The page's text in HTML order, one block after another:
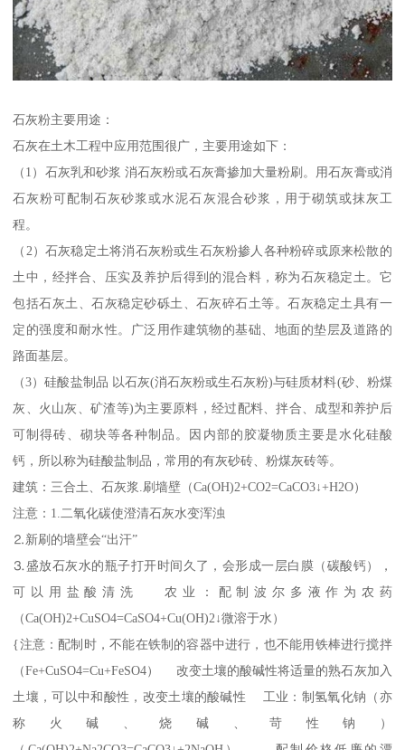
石灰粉主要用途：
石灰在土木工程中应用范围很广，主要用途如下：
（1）石灰乳和砂浆 消石灰粉或石灰膏掺加大量粉刷。用石灰膏或消
石灰粉可配制石灰砂浆或水泥石灰混合砂浆，用于砌筑或抹灰工
程。
（2）石灰稳定土将消石灰粉或生石灰粉掺人各种粉碎或原来松散的
土中，经拌合、压实及养护后得到的混合料，称为石灰稳定土。它
包括石灰土、石灰稳定砂砾土、石灰碎石土等。石灰稳定土具有一
定的强度和耐水性。广泛用作建筑物的基础、地面的垫层及道路的
路面基层。
（3）硅酸盐制品 以石灰(消石灰粉或生石灰粉)与硅质材料(砂、粉煤
灰、火山灰、矿渣等)为主要原料，经过配料、拌合、成型和养护后
可制得砖、砌块等各种制品。因内部的胶凝物质主要是水化硅酸
钙，所以称为硅酸盐制品，常用的有灰砂砖、粉煤灰砖等。
建筑：三合土、石灰浆.刷墙壁（Ca(OH)2+CO2=CaCO3↓+H2O）
注意：1.二氧化碳使澄清石灰水变浑浊
⒉新刷的墙壁会“出汗”
⒊盛放石灰水的瓶子打开时间久了，会形成一层白膜（碳酸钙），
可以用盐酸清洗 农业：配制波尔多液作为农药
（Ca(OH)2+CuSO4=CaSO4+Cu(OH)2↓微溶于水）
{注意：配制时，不能在铁制的容器中进行，也不能用铁棒进行搅拌
（Fe+CuSO4=Cu+FeSO4） 改变土壤的酸碱性将适量的熟石灰加入
土壤，可以中和酸性，改变土壤的酸碱性 工业：制氢氧化钠（亦
称火碱、烧碱、苛性钠）